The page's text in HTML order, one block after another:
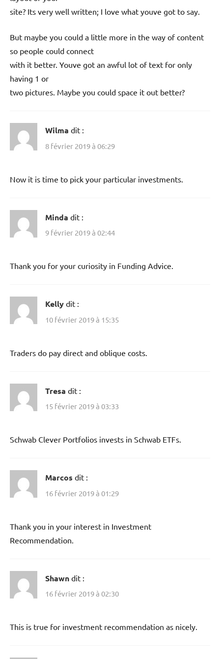
site? Its very well written; I love what youve got to say.
But maybe you could a little more in the way of content
so people could connect
with it better. Youve got an awful lot of text for only
having 1 or
two pictures. Maybe you could space it out better?
Wilma dit :
8 février 2019 à 06:29
Now it is time to pick your particular investments.
Minda dit :
9 février 2019 à 02:44
Thank you for your curiosity in Funding Advice.
Kelly dit :
10 février 2019 à 15:35
Traders do pay direct and oblique costs.
Tresa dit :
15 février 2019 à 03:33
Schwab Clever Portfolios invests in Schwab ETFs.
Marcos dit :
16 février 2019 à 01:29
Thank you in your interest in Investment
Recommendation.
Shawn dit :
16 février 2019 à 02:30
This is true for investment recommendation as nicely.